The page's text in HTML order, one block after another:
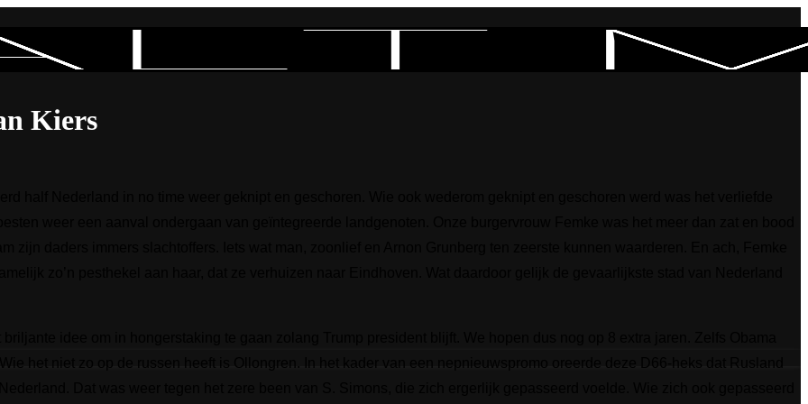
Kiers
half Nederland in no time weer geknipt en geschoren. Wie ook wederom geknipt en geschoren werd was het verliefde
zijn daders immers slachtoffers. Iets wat man, zoonlief en Arnon Grunberg ten zeerste kunnen waarderen. En ach, Femke
idee om in hongerstaking te gaan zolang Trump president blijft. We hopen dus nog op 8 extra jaren. Zelfs Obama
het niet zo op de russen heeft is Ollongren. In het kader van een nepnieuwspromo oreerde deze D66-heks dat Rusland
Dat was weer tegen het zere been van S. Simons, die zich ergerlijk gepasseerd voelde. Wie zich ook gepasseerd